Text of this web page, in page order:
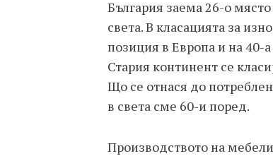
България заема 26-о
света. В класацията за
позиция в Европа и на 40-
Стария континент се
Що се отнася до
в света сме 60-и поред.
Производството на